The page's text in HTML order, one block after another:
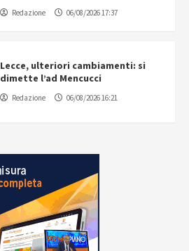
Redazione 06/08/2026 17:37
Lecce, ulteriori cambiamenti: si
dimette l’ad Mencucci
Redazione 06/08/2026 16:21